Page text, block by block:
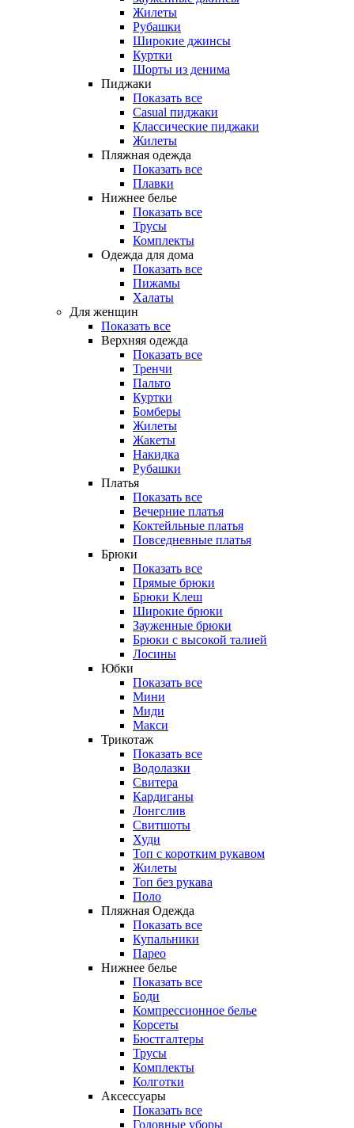
Жилеты
Рубашки
Широкие джинсы
Куртки
Шорты из денима
Пиджаки
Показать все
Casual пиджаки
Классические пиджаки
Жилеты
Пляжная одежда
Показать все
Плавки
Нижнее белье
Показать все
Трусы
Комплекты
Одежда для дома
Показать все
Пижамы
Халаты
Для женщин
Показать все
Верхняя одежда
Показать все
Тренчи
Пальто
Куртки
Бомберы
Жилеты
Жакеты
Накидка
Рубашки
Платья
Показать все
Вечерние платья
Коктейльные платья
Повседневные платья
Брюки
Показать все
Прямые брюки
Брюки Клеш
Широкие брюки
Зауженные брюки
Брюки с высокой талией
Лосины
Юбки
Показать все
Мини
Миди
Макси
Трикотаж
Показать все
Водолазки
Свитера
Кардиганы
Лонгслив
Свитшоты
Худи
Топ с коротким рукавом
Жилеты
Топ без рукава
Поло
Пляжная Одежда
Показать все
Купальники
Парео
Нижнее белье
Показать все
Боди
Компрессионное белье
Корсеты
Бюстгалтеры
Трусы
Комплекты
Колготки
Аксессуары
Показать все
Головные уборы